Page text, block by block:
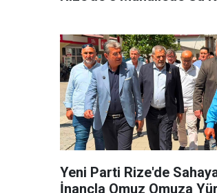
Yeni Parti Rize'de
İnançla Omuz Omuza